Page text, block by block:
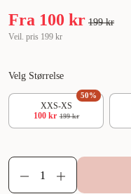
Fra 100 kr 199 kr
Veil. pris 199 kr
Velg Størrelse
50%
XXS-XS
100 kr 199 kr